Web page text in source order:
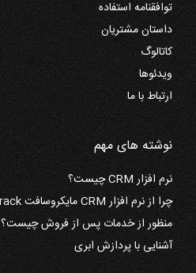
توافقنامه استفاده
داستان مشتریان
کاتالوگ
ویدئوها
ارتباط با ما
نوشته های مهم
نرم افزار CRM چیست؟
چرا از نرم افزار CRM مایکروسافت crack شده استفاده نکنیم؟
منظور از خدمات پس از فروش چیست؟
آشنایی با پردازش ابری